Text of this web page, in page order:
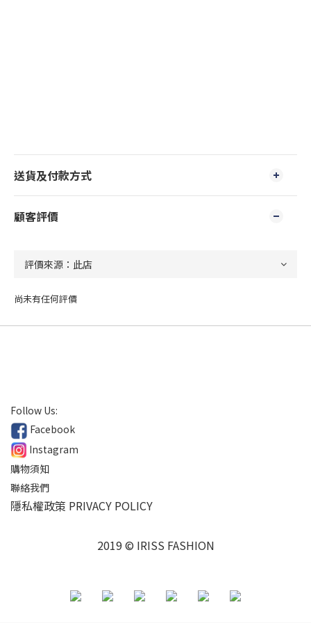
送貨及付款方式
顧客評價
尚未有任何評價
Follow Us:
Facebook
Instagram
購物須知
聯絡我們
隱私權政策 PRIVACY POLICY
2019 © IRISS FASHION